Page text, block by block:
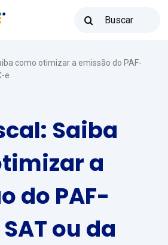
resultados
como otimizar a emissão do PAF-
e
Saiba
a
do PAF-
SAT ou da